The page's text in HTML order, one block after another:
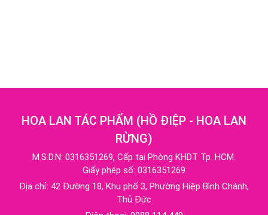
HOA LAN TÁC PHẨM (HỒ ĐIỆP - HOA LAN
RỪNG)
M.S.D.N: 0316351269, Cấp tại Phòng KHDT Tp. HCM.
Giấy phép số: 0316351269
Địa chỉ: 42 Đường 18, Khu phố 3, Phường Hiệp Bình Chánh,
Thủ Đức